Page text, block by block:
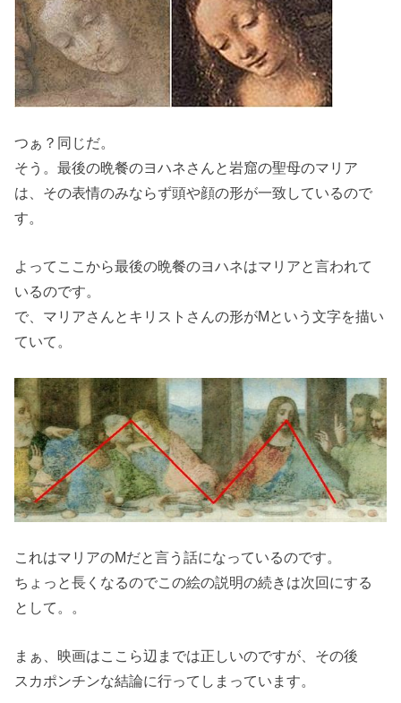
つぁ？同じだ。
そう。最後の晩餐のヨハネさんと岩窟の聖母のマリア
は、その表情のみならず頭や顔の形が一致しているので
す。
よってここから最後の晩餐のヨハネはマリアと言われて
いるのです。
で、マリアさんとキリストさんの形がMという文字を描い
ていて。
これはマリアのMだと言う話になっているのです。
ちょっと長くなるのでこの絵の説明の続きは次回にする
として。。
まぁ、映画はここら辺までは正しいのですが、その後
スカポンチンな結論に行ってしまっています。